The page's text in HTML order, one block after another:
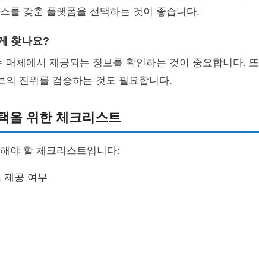
를 갖춘 플랫폼을 선택하는 것이 좋습니다.
찾나요?
매체에서 제공되는 정보를 확인하는 것이 중요합니다. 또
의 진위를 검증하는 것도 필요합니다.
을 위한 체크리스트
야 할 체크리스트입니다:
제공 여부